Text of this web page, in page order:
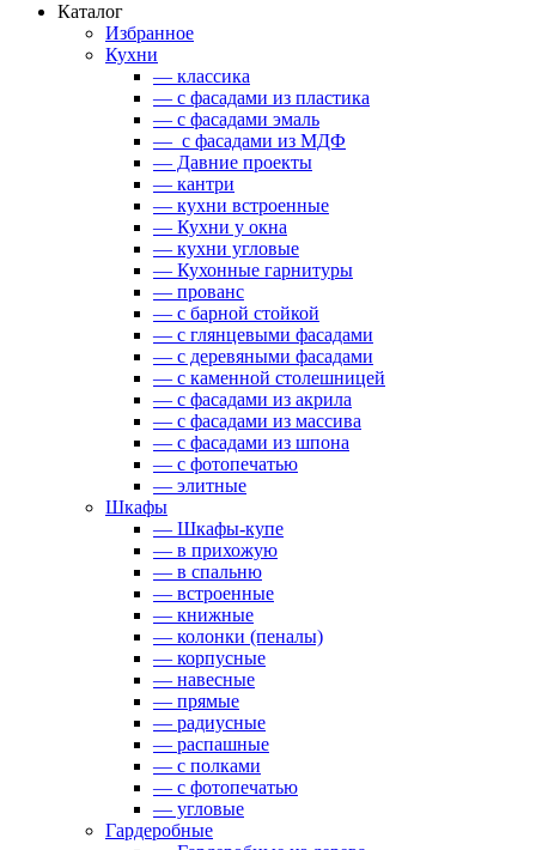
Каталог
Избранное
Кухни
— классика
— с фасадами из пластика
— с фасадами эмаль
— с фасадами из МДФ
— Давние проекты
— кантри
— кухни встроенные
— Кухни у окна
— кухни угловые
— Кухонные гарнитуры
— прованс
— с барной стойкой
— с глянцевыми фасадами
— с деревяными фасадами
— с каменной столешницей
— с фасадами из акрила
— с фасадами из массива
— с фасадами из шпона
— с фотопечатью
— элитные
Шкафы
— Шкафы-купе
— в прихожую
— в спальню
— встроенные
— книжные
— колонки (пеналы)
— корпусные
— навесные
— прямые
— радиусные
— распашные
— с полками
— с фотопечатью
— угловые
Гардеробные